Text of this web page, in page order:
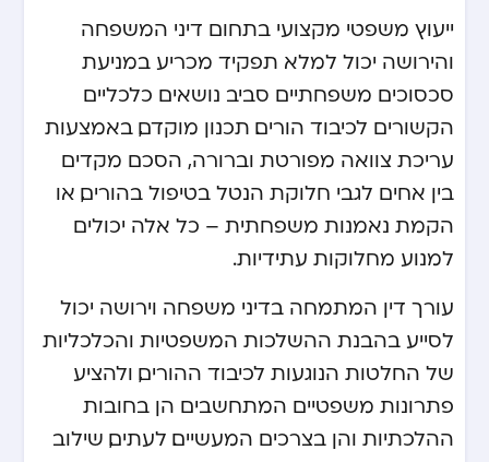
ייעוץ משפטי מקצועי בתחום דיני המשפחה
והירושה יכול למלא תפקיד מכריע במניעת
סכסוכים משפחתיים סביב נושאים כלכליים
הקשורים לכיבוד הורים. תכנון מוקדם, באמצעות
עריכת צוואה מפורטת וברורה, הסכם מקדים
בין אחים לגבי חלוקת הנטל בטיפול בהורים, או
הקמת נאמנות משפחתית – כל אלה יכולים
למנוע מחלוקות עתידיות.
עורך דין המתמחה בדיני משפחה וירושה יכול
לסייע בהבנת ההשלכות המשפטיות והכלכליות
של החלטות הנוגעות לכיבוד ההורים, ולהציע
פתרונות משפטיים המתחשבים הן בחובות
ההלכתיות והן בצרכים המעשיים. לעתים, שילוב